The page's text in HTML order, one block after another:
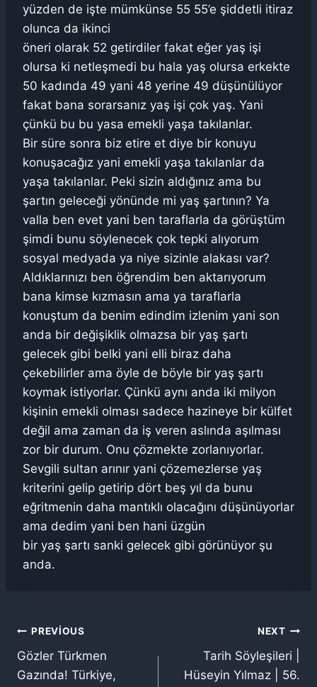
yüzden de işte mümkünse 55 55’e şiddetli itiraz
olunca da ikinci
öneri olarak 52 getirdiler fakat eğer yaş işi
olursa ki netleşmedi bu hala yaş olursa erkekte
50 kadında 49 yani 48 yerine 49 düşünülüyor
fakat bana sorarsanız yaş işi çok yaş. Yani
çünkü bu bu yasa emekli yaşa takılanlar.
Bir süre sonra biz etire et diye bir konuyu
konuşacağız yani emekli yaşa takılanlar da
yaşa takılanlar. Peki sizin aldığınız ama bu
şartın geleceği yönünde mi yaş şartının? Ya
valla ben evet yani ben taraflarla da görüştüm
şimdi bunu söylenecek çok tepki alıyorum
sosyal medyada ya niye sizinle alakası var?
Aldıklarınızı ben öğrendim ben aktarıyorum
bana kimse kızmasın ama ya taraflarla
konuştum da benim edindim izlenim yani son
anda bir değişiklik olmazsa bir yaş şartı
gelecek gibi belki yani elli biraz daha
çekebilirler ama öyle de böyle bir yaş şartı
koymak istiyorlar. Çünkü aynı anda iki milyon
kişinin emekli olması sadece hazineye bir külfet
değil ama zaman da iş veren aslında aşılması
zor bir durum. Onu çözmekte zorlanıyorlar.
Sevgili sultan arınır yani çözemezlerse yaş
kriterini gelip getirip dört beş yıl da bunu
eğritmenin daha mantıklı olacağını düşünüyorlar
ama dedim yani ben hani üzgün
bir yaş şartı sanki gelecek gibi görünüyor şu
anda.
Yazı
gezinmesi
PREVIOUS
Gözler Türkmen
Gazında! Türkiye,
NEXT
Tarih Söyleşileri |
Hüseyin Yılmaz | 56.